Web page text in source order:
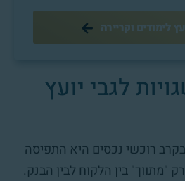
לימודים וקריירה
לגבי יועץ
רוכשי נכסים היא התפיסה
"מתווך" בין הלקוח לבין הבנק.